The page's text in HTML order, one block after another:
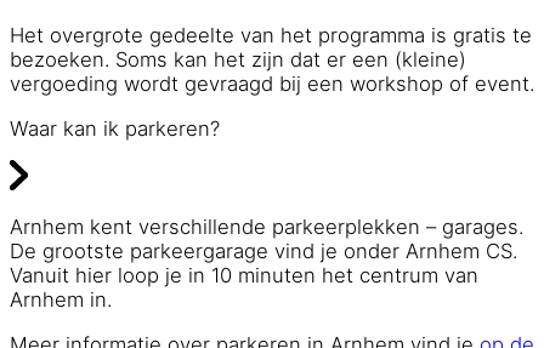
Het overgrote gedeelte van het programma is gratis te
bezoeken. Soms kan het zijn dat er een (kleine)
vergoeding wordt gevraagd bij een workshop of event.
Waar kan ik parkeren?
Arnhem kent verschillende parkeerplekken – garages.
De grootste parkeergarage vind je onder Arnhem CS.
Vanuit hier loop je in 10 minuten het centrum van
Arnhem in.